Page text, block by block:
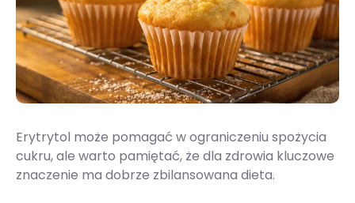
Erytrytol może pomagać w ograniczeniu spożycia
cukru, ale warto pamiętać, że dla zdrowia kluczowe
znaczenie ma dobrze zbilansowana dieta.